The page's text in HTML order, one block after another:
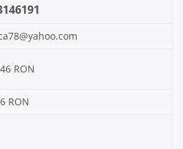
RON
RON